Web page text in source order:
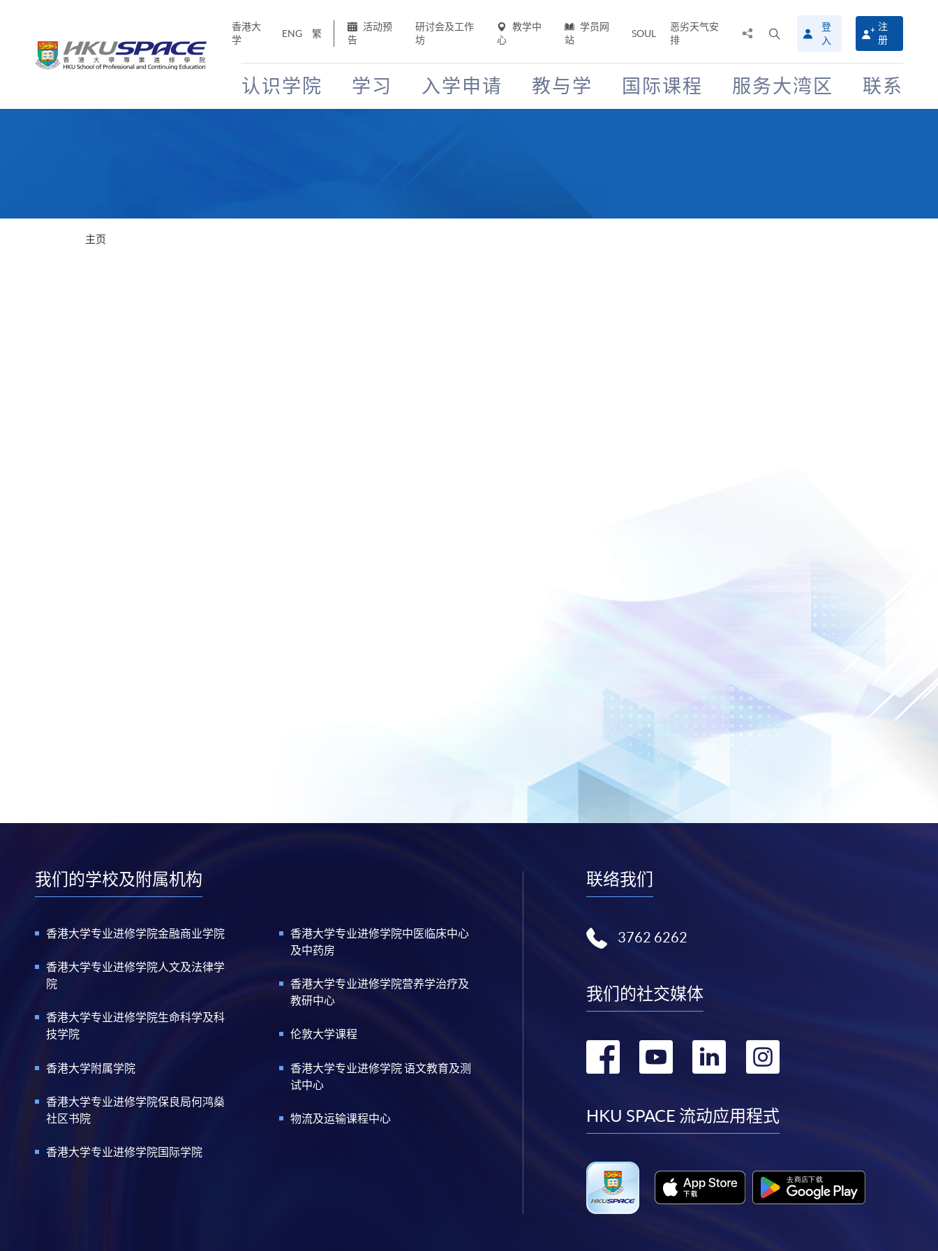
香港大
学
ENG 繁
活动预
告
研讨会及工作
坊
教学中
心
学员网
站
SOUL
恶劣天气安
排
搜
寻
介
面
登
入
注
册
认识学院 学习 入学申请 教与学 国际课程 服务大湾区 联系
主页
我们的学校及附属机构
香港大学专业进修学院金融商业学院
香港大学专业进修学院人文及法律学
院
香港大学专业进修学院生命科学及科
技学院
香港大学附属学院
香港大学专业进修学院保良局何鸿燊
社区书院
香港大学专业进修学院国际学院
香港大学专业进修学院中医临床中心
及中药房
香港大学专业进修学院营养学治疗及
教研中心
伦敦大学课程
香港大学专业进修学院 语文教育及测
试中心
物流及运输课程中心
联络我们
3762 6262
我们的社交媒体
转
facebook
转
youtube
转
linkedin
转
instagram
HKU SPACE 流动应用程式